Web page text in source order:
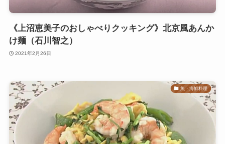
《上沼恵美子のおしゃべりクッキング》北京風あんか
け麺（石川智之）
2021年2月26日
魚・海鮮料理